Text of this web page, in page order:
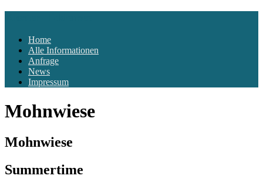
Home
Alle Informationen
Anfrage
News
Impressum
Mohnwiese
Mohnwiese
Summertime